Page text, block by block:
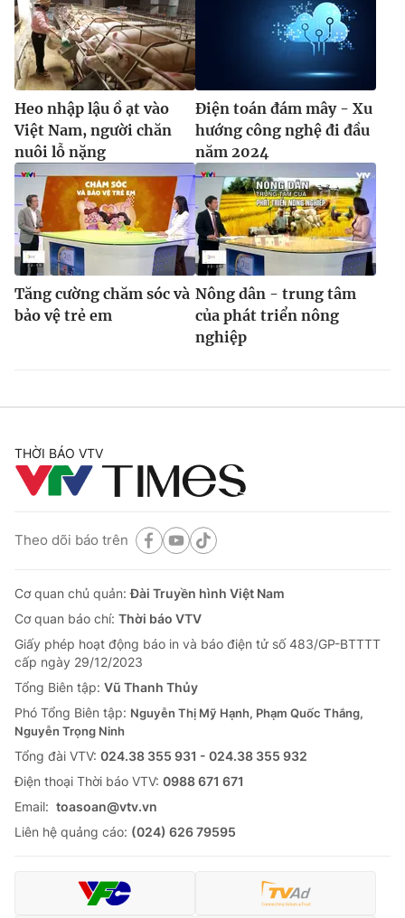
Heo nhập lậu ồ ạt vào
Việt Nam, người chăn
nuôi lỗ nặng
Điện toán đám mây - Xu
hướng công nghệ đi đầu
năm 2024
Tăng cường chăm sóc và
bảo vệ trẻ em
Nông dân - trung tâm
của phát triển nông
nghiệp
THỜI BÁO VTV
Theo dõi báo trên
Cơ quan chủ quản:Đài Truyền hình Việt Nam
Cơ quan báo chí: Thời báo VTV
Giấy phép hoạt động báo in và báo điện tử số 483/GP-BTTTT
cấp ngày 29/12/2023
Tổng Biên tập: Vũ Thanh Thủy
Phó Tổng Biên tập: Nguyễn Thị Mỹ Hạnh, Phạm Quốc Thắng,
Nguyễn Trọng Ninh
Tổng đài VTV: 024.38 355 931 - 024.38 355 932
Ðiện thoại Thời báo VTV: 0988 671 671
Email: toasoan@vtv.vn
Liên hệ quảng cáo: (024) 626 79595